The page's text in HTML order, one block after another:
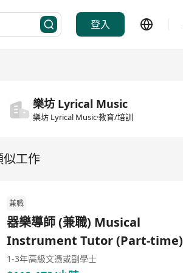
登入
樂坊 Lyrical Music
樂坊 Lyrical Music·教育/培訓
似工作
兼職
器樂導師 (兼職) Musical
Instrument Tutor (Part-time)
1-3年高級文憑或副學士